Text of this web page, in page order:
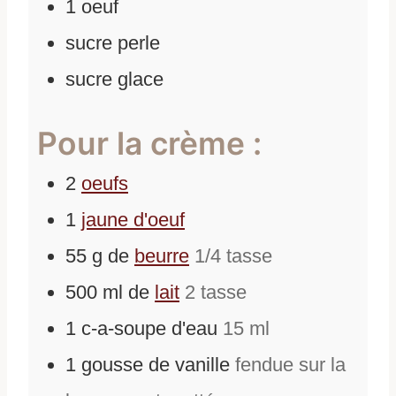
1 oeuf
sucre perle
sucre glace
Pour la crème :
2 oeufs
1 jaune d'oeuf
55 g de beurre 1/4 tasse
500 ml de lait 2 tasse
1 c-a-soupe d'eau 15 ml
1 gousse de vanille fendue sur la